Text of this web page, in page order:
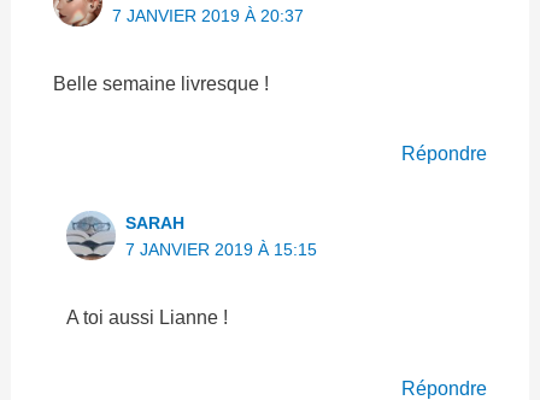
7 JANVIER 2019 À 20:37
Belle semaine livresque !
Répondre
SARAH
7 JANVIER 2019 À 15:15
A toi aussi Lianne !
Répondre